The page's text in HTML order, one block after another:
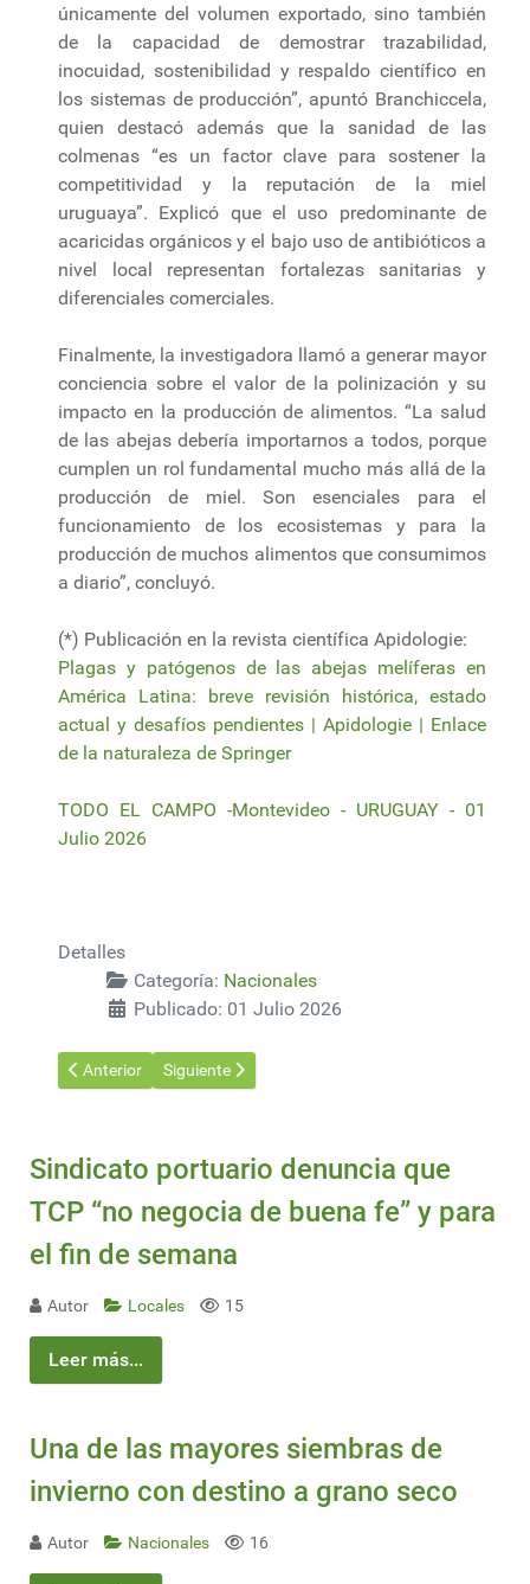
únicamente del volumen exportado, sino también
de la capacidad de demostrar trazabilidad,
inocuidad, sostenibilidad y respaldo científico en
los sistemas de producción”, apuntó Branchiccela,
quien destacó además que la sanidad de las
colmenas “es un factor clave para sostener la
competitividad y la reputación de la miel
uruguaya”. Explicó que el uso predominante de
acaricidas orgánicos y el bajo uso de antibióticos a
nivel local representan fortalezas sanitarias y
diferenciales comerciales.
Finalmente, la investigadora llamó a generar mayor
conciencia sobre el valor de la polinización y su
impacto en la producción de alimentos. “La salud
de las abejas debería importarnos a todos, porque
cumplen un rol fundamental mucho más allá de la
producción de miel. Son esenciales para el
funcionamiento de los ecosistemas y para la
producción de muchos alimentos que consumimos
a diario”, concluyó.
(*) Publicación en la revista científica Apidologie:
Plagas y patógenos de las abejas melíferas en
América Latina: breve revisión histórica, estado
actual y desafíos pendientes | Apidologie | Enlace
de la naturaleza de Springer
TODO EL CAMPO -Montevideo - URUGUAY - 01
Julio 2026
Detalles
Categoría: Nacionales
Publicado: 01 Julio 2026
Artículo anterior: Artigas Rivero, 50 años produciendo maní y
Anterior Artículo siguiente: Palinología en Uruguay: la
Siguiente
Sindicato portuario denuncia que
TCP “no negocia de buena fe” y para
el fin de semana
Autor Locales 15
Leer más...
Una de las mayores siembras de
invierno con destino a grano seco
Autor Nacionales 16